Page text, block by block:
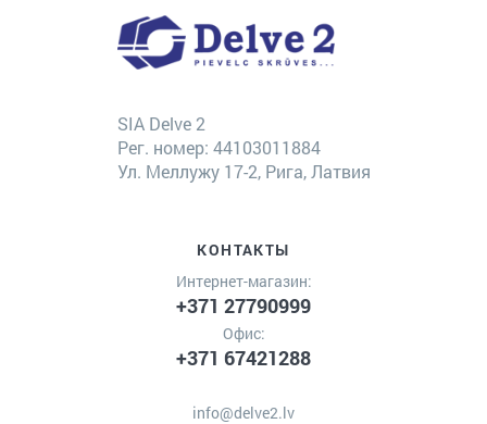
SIA Delve 2
Рег. номер: 44103011884
Ул. Меллужу 17-2, Рига, Латвия
КОНТАКТЫ
Интернет-магазин:
+371 27790999
Офис:
+371 67421288
info@delve2.lv